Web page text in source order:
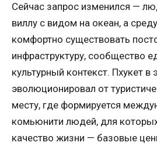
Сейчас запрос изменился —
виллу с видом на океан, а
комфортно существовать
инфраструктуру, сообщество
культурный контекст. Пхукет
эволюционировал от
месту, где формируется
комьюнити людей, для которых
качество жизни — базовые